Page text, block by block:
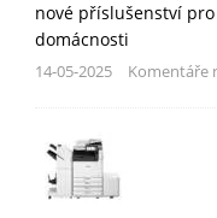
nové příslušenství
domácnosti
14-05-2025 Komentáře